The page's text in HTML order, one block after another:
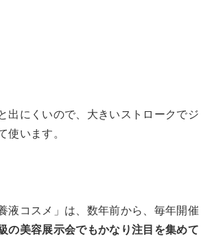
出にくいので、大きいストロークでジ
使います。
液コスメ」は、数年前から、毎年開催
の美容展示会でもかなり注目を集めて